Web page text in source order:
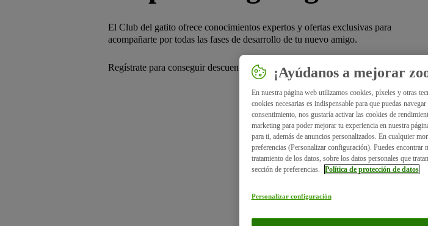
El Club del gatito ofrece conocimientos expertos y ofertas exclusivas para
acompañarte por todas las fases de desarrollo de tu nuevo amigo.
Regístrate para conseguir descuentos exclusivos
Ventajas del
¡Ayúdanos a mejorar
En nuestra página web utilizamos cookies, píxeles y otras
cookies necesarias es indispensable para que puedas
consentimiento, nos gustaría activar las cookies de
marketing para poder mejorar tu experiencia en nuestra
para ti, además de anuncios personalizados. En cualquier
preferencias (Personalizar configuración). Puedes encontrar
tratamiento de los datos, sobre los datos personales que
sección de preferencias.
Política de protección de datos
Personalizar configuración